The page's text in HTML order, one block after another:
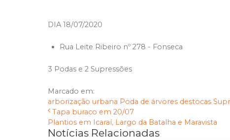
DIA 18/07/2020
Rua Leite Ribeiro nº 278 - Fonseca
3 Podas e 2 Supressões
Marcado em:
arborização urbana Poda de árvores destocas
Tapa buraco em 20/07
Plantios em Icaraí, Largo da Batalha e Maravista
Notícias Relacionadas